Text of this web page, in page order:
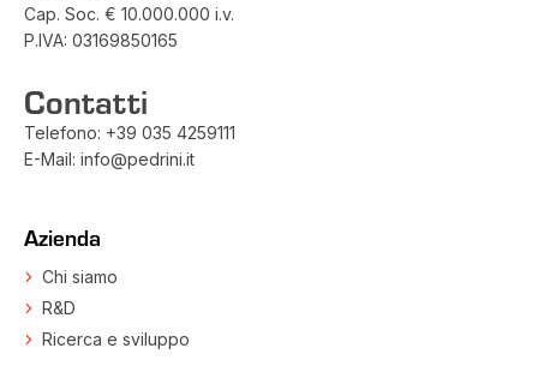
Cap. Soc. € 10.000.000 i.v.
P.IVA: 03169850165
Contatti
Telefono: +39 035 4259111
E-Mail: info@pedrini.it
Azienda
Chi siamo
R&D
Ricerca e sviluppo